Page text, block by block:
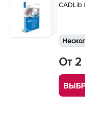
От 2